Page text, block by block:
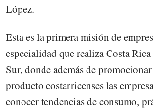
López.
Esta es la primera misión de
especialidad que realiza Costa
Sur, donde además de
producto costarricenses las
conocer tendencias de consumo,